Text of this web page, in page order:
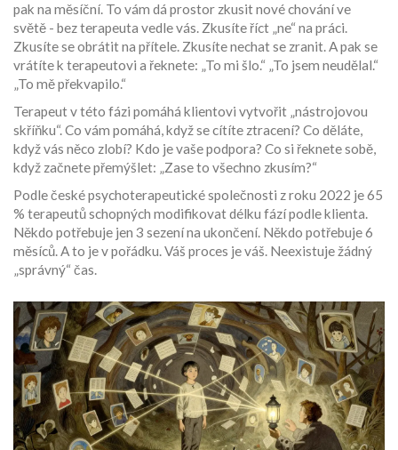
pak na měsíční. To vám dá prostor zkusit nové chování ve
světě - bez terapeuta vedle vás. Zkusíte říct „ne“ na práci.
Zkusíte se obrátit na přítele. Zkusíte nechat se zranit. A pak se
vrátíte k terapeutovi a řeknete: „To mi šlo.“ „To jsem neudělal.“
„To mě překvapilo.“
Terapeut v této fázi pomáhá klientovi vytvořit „nástrojovou
skříňku“. Co vám pomáhá, když se cítíte ztracení? Co děláte,
když vás něco zlobí? Kdo je vaše podpora? Co si řeknete sobě,
když začnete přemýšlet: „Zase to všechno zkusím?“
Podle české psychoterapeutické společnosti z roku 2022 je 65
% terapeutů schopných modifikovat délku fází podle klienta.
Někdo potřebuje jen 3 sezení na ukončení. Někdo potřebuje 6
měsíců. A to je v pořádku. Váš proces je váš. Neexistuje žádný
„správný“ čas.